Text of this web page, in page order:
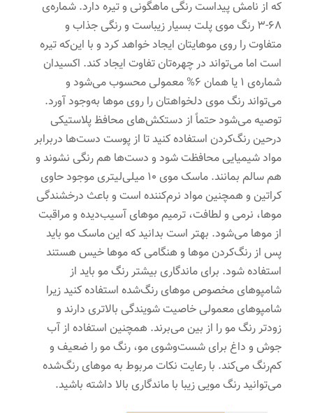
که از نامش پیداست رنگی ماهگونی و تیره دارد. شماره‌ی
68-3 رنگ موی پلت بسیار زیباست و رنگی جذاب و
متفاوت را روی موهایتان ایجاد خواهد کرد و با ‌این‌که تیره
است اما می‌تواند در چهره‌تان تفاوت ایجاد کند. اکسیدان
شماره‌ی 1 یا همان 6% معمولی محسوب می‌شود و
می‌تواند رنگ موی دلخواهتان را روی موها به‌وجود آورد.
توصیه می‌شود حتماً از دستکش‌های محافظ پلاستیکی
درحین رنگ‌کردن استفاده کنید تا از پوست دست‌ها دربرابر
مواد شیمیایی محافظت شود و دست‌ها هم رنگی نشوند و
هم سالم بمانند. ماسک موی 10 میلی‌لیتری موجود حاوی
کراتین و همچنین مواد نرم‌کننده است و باعث درخشندگی
موها، نرمی و لطافت، ترمیم موهای آسیب‌دیده و مراقبت
از موها می‌شود. بهتر است بدانید که این ماسک مو باید
پس از رنگ‌کردن موها و هنگامی که موها خیس هستند
استفاده شود. برای ماندگاری بیشتر رنگ مو باید از
شامپوهای مخصوص موهای رنگ‌شده استفاده کنید زیرا
شامپوهای معمولی خاصیت شویندگی بالاتری دارند و
زودتر رنگ مو را از بین می‌برند. همچنین استفاده از آب
جوش و داغ برای شست‌وشوی مو، رنگ مو را ضعیف و
کم‌رنگ می‌کند. با رعایت نکات مربوط‌ به موهای رنگ‌شده
می‌توانید رنگ مویی زیبا با ماندگاری بالا داشته باشید.